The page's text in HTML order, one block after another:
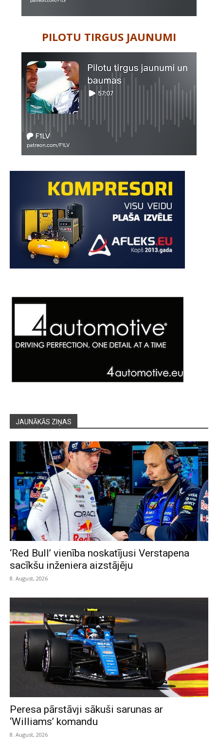
PILOTU TIRGUS JAUNUMI
JAUNĀKĀS ZIŅAS
‘Red Bull’ vienība noskatījusi Verstapena
sacīkšu inženiera aizstājēju
8. August, 2026
Peresa pārstāvji sākuši sarunas ar
‘Williams’ komandu
8. August, 2026